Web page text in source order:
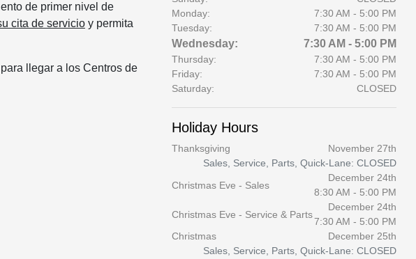
de primer nivel de
cita de servicioy permita
llegar a los Centros de
Monday:
7:30 AM - 5:00 PM
Tuesday:
7:30 AM - 5:00 PM
Wednesday: 7:30 AM - 5:00 PM
Thursday:
7:30 AM - 5:00 PM
Friday:
7:30 AM - 5:00 PM
Saturday:
CLOSED
Holiday Hours
Thanksgiving
November 27th
Sales, Service, Parts, Quick-Lane: CLOSED
Christmas Eve - Sales
December 24th
8:30 AM - 5:00 PM
Christmas Eve - Service & Parts
December 24th
7:30 AM - 5:00 PM
Christmas
December 25th
Sales, Service, Parts, Quick-Lane: CLOSED